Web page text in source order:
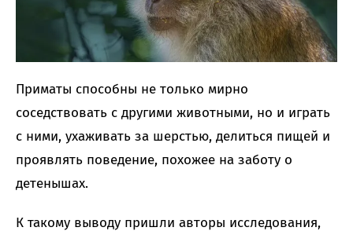
Приматы способны не только мирно
соседствовать с другими животными, но и играть
с ними, ухаживать за шерстью, делиться пищей и
проявлять поведение, похожее на заботу о
детенышах.
К такому выводу пришли авторы исследования,